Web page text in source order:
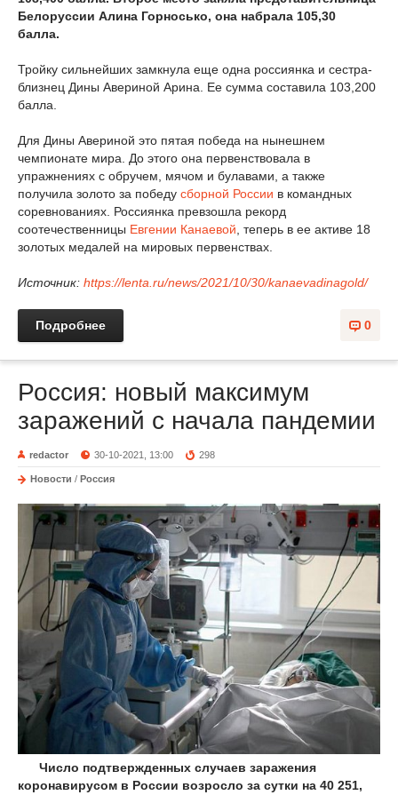
Белоруссии Алина Горносько, она набрала 105,30
балла.
Тройку сильнейших замкнула еще одна россиянка и сестра-
близнец Дины Авериной Арина. Ее сумма составила 103,200
балла.
Для Дины Авериной это пятая победа на нынешнем
чемпионате мира. До этого она первенствовала в
упражнениях с обручем, мячом и булавами, а также
получила золото за победу сборной России в командных
соревнованиях. Россиянка превзошла рекорд
соотечественницы Евгении Канаевой, теперь в ее активе 18
золотых медалей на мировых первенствах.
Источник: https://lenta.ru/news/2021/10/30/kanaevadinagold/
0
Подробнее
Россия: новый максимум
заражений с начала пандемии
redactor 30-10-2021, 13:00 298
Новости / Россия
Число подтвержденных случаев заражения
коронавирусом в России возросло за сутки на 40 251,